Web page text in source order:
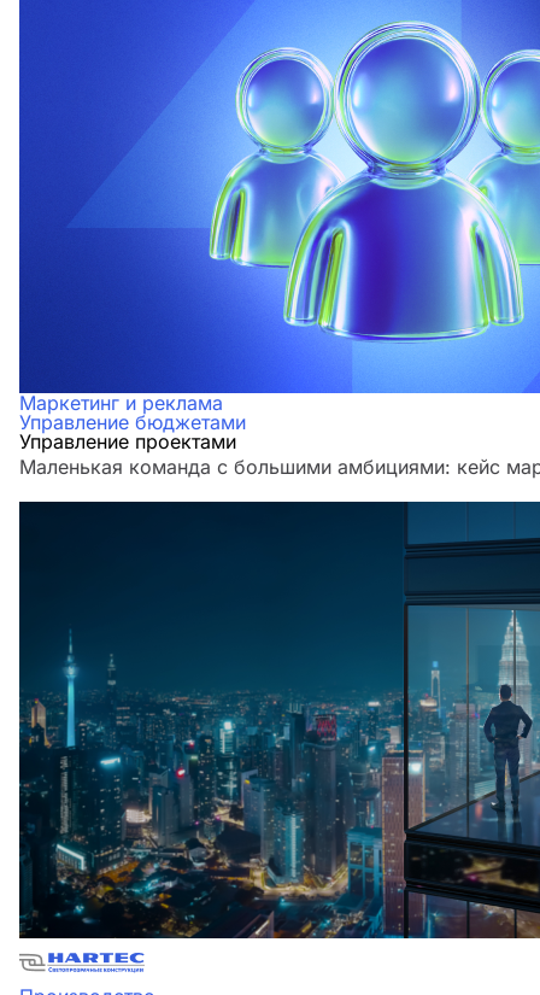
Маркетинг и реклама
Управление бюджетами
Управление проектами
Маленькая команда с большими амбициями: кейс